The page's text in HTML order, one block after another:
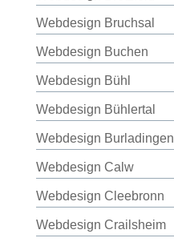
Webdesign Bruchsal
Webdesign Buchen
Webdesign Bühl
Webdesign Bühlertal
Webdesign Burladingen
Webdesign Calw
Webdesign Cleebronn
Webdesign Crailsheim